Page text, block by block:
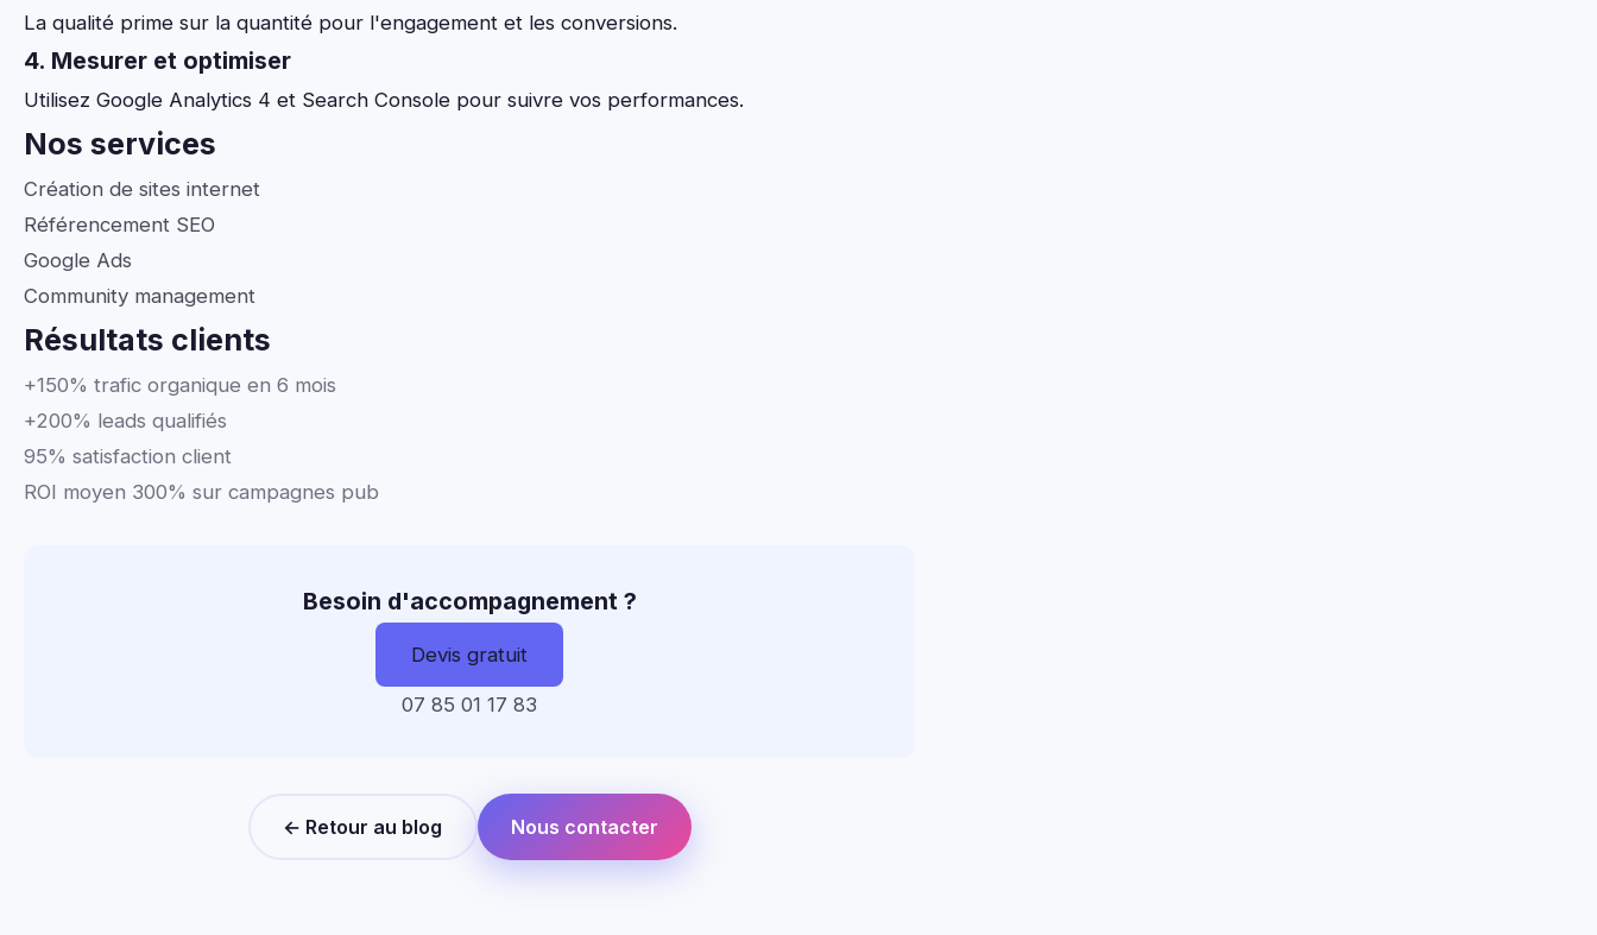
La qualité prime sur la quantité pour l'engagement et les conversions.
4. Mesurer et optimiser
Utilisez Google Analytics 4 et Search Console pour suivre vos performances.
Nos services
Création de sites internet
Référencement SEO
Google Ads
Community management
Résultats clients
+150% trafic organique en 6 mois
+200% leads qualifiés
95% satisfaction client
ROI moyen 300% sur campagnes pub
Besoin d'accompagnement ?
Devis gratuit
07 85 01 17 83
← Retour au blog Nous contacter